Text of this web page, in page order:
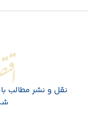
نقل و نشر مطالب با